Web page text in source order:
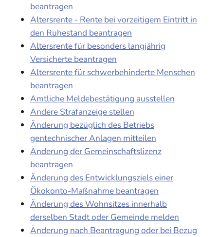
beantragen
Altersrente - Rente bei vorzeitigem Eintritt in
den Ruhestand beantragen
Altersrente für besonders langjährig
Versicherte beantragen
Altersrente für schwerbehinderte Menschen
beantragen
Amtliche Meldebestätigung ausstellen
Andere Strafanzeige stellen
Änderung bezüglich des Betriebs
gentechnischer Anlagen mitteilen
Änderung der Gemeinschaftslizenz
beantragen
Änderung des Entwicklungsziels einer
Ökokonto-Maßnahme beantragen
Änderung des Wohnsitzes innerhalb
derselben Stadt oder Gemeinde melden
Änderung nach Beantragung oder bei Bezug